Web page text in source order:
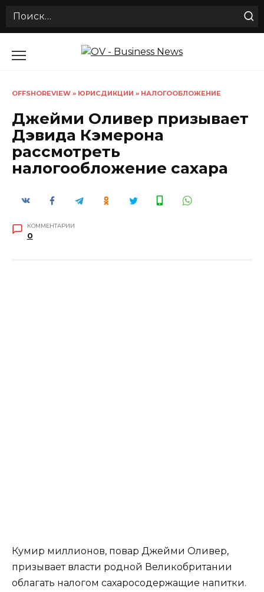
Search
OFFSHOREVIEW » ЮРИСДИКЦИИ » НАЛОГООБЛОЖЕНИЕ
Джейми Оливер призывает
Дэвида Кэмерона
рассмотреть
налогообложение сахара
КОММЕНТАРИИ
0
Кумир миллионов, повар Джейми Оливер,
призывает власти родной Великобритании
облагать налогом сахаросодержащие напитки.